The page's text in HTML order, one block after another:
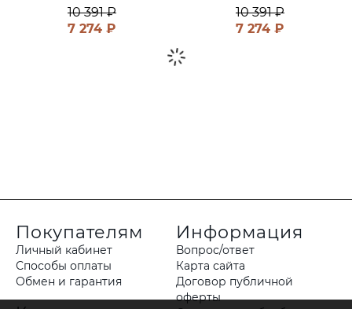
7 274 ₽
10 391 ₽
7 274 ₽
10 391 ₽
Покупателям
Личный кабинет
Способы оплаты
Обмен и гарантия
Информация
Вопрос/ответ
Карта сайта
Договор публичной
оферты